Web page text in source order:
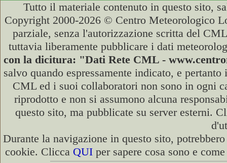
Tutto il materiale contenuto in questo sito,
Copyright 2000-2026 © Centro Meteorologico
parziale, senza l'autorizzazione scritta del
tuttavia liberamente pubblicare i dati
con la dicitura: "Dati Rete CML -
salvo quando espressamente indicato, e
CML ed i suoi collaboratori non sono in ogni
riprodotto e non si assumono alcuna
questo sito, ma pubblicate su server esterni.
Durante la navigazione in questo sito,
cookie. Clicca QUI per sapere cosa sono e